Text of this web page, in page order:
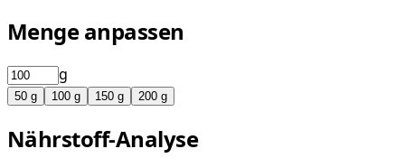
Menge anpassen
g
50 g 100 g 150 g 200 g
Nährstoff-Analyse